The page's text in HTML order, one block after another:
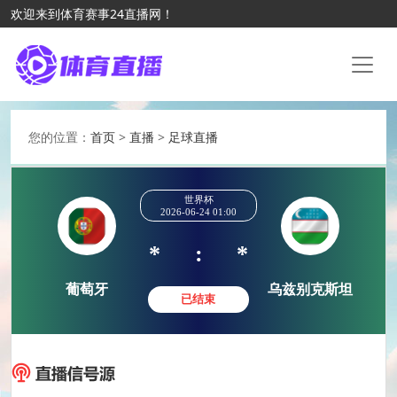
欢迎来到体育赛事24直播网！
您的位置： 首页 > 直播 > 足球直播
2026-06-24 01:00
* :
乌兹别